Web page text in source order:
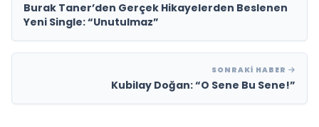
Burak Taner’den Gerçek Hikayelerden Beslenen
Yeni Single: “Unutulmaz”
SONRAKI HABER
Kubilay Doğan: “O Sene Bu Sene!”